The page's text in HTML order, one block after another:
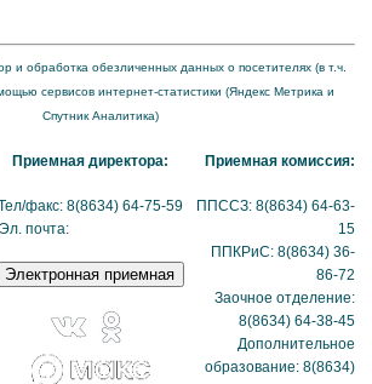
и обработка обезличенных данных о посетителях (в т.ч.
сервисов интернет-статистики (Яндекс Метрика и
Спутник Аналитика)
Приемная директора:
факс: 8(8634) 64-75-59
Эл. почта:
Приемная комиссия:
ППССЗ: 8(8634) 64-63-
15
ППКРиС: 8(8634) 36-
86-72
Заочное отделение:
8(8634) 64-38-45
Дополнительное
образование: 8(8634)